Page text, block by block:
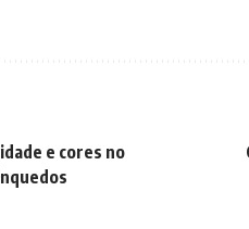
e cores no